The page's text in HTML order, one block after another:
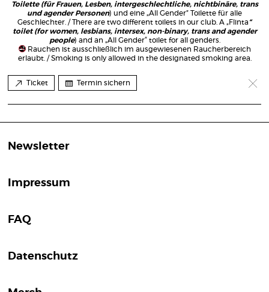
Toilette (für Frauen, Lesben, intergeschlechtliche, nichtbinäre, trans
und agender Personen) und eine „All Gender” Toilette für alle
Geschlechter. / There are two different toilets in our club. A „Flinta “
toilet (for women, lesbians, intersex, non-binary, trans and agender
people) and an „All Gender“ toilet for all genders.
Rauchen ist ausschließlich im ausgewiesenen Raucherbereich
erlaubt. / Smoking is only allowed in the designated smoking area.
Ticket Termin sichern
Newsletter
Impressum
FAQ
Datenschutz